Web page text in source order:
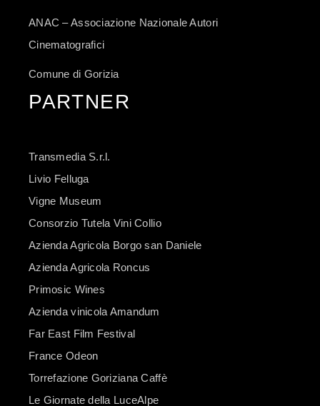
ANAC – Associazione Nazionale Autori
Cinematografici
Comune di Gorizia
PARTNER
Transmedia S.r.l.
Livio Felluga
Vigne Museum
Consorzio Tutela Vini Collio
Azienda Agricola Borgo san Daniele
Azienda Agricola Roncus
Primosic Wines
Azienda vinicola Amandum
Far East Film Festival
France Odeon
Torrefazione Goriziana Caffè
Le Giornate della LuceAlpe